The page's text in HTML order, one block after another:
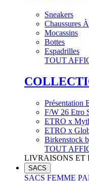
Sneakers
Chaussures
Mocassins
Bottes
Espadrilles
TOUT
Présentation
F/W 26 Etro
ETRO x
ETRO x
Birkenstock
TOUT
LIVRAISONS ET
SACS
SACS FEMME